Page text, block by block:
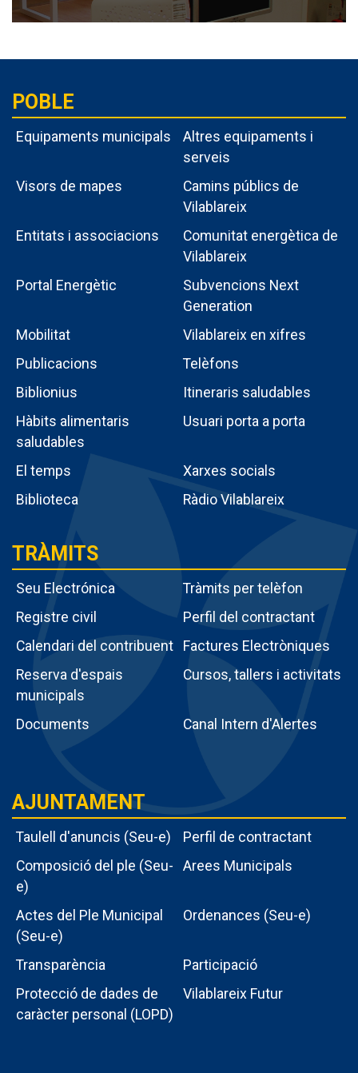
Menú
intern
poble
POBLE
Equipaments municipals
Altres equipaments i
serveis
Visors de mapes
Camins públics de
Vilablareix
Entitats i associacions
Comunitat energètica de
Vilablareix
Portal Energètic
Subvencions Next
Generation
Mobilitat
Vilablareix en xifres
Publicacions
Telèfons
Biblionius
Itineraris saludables
Hàbits alimentaris
saludables
Usuari porta a porta
El temps
Xarxes socials
Biblioteca
Ràdio Vilablareix
Menú
intern
tràmits
TRÀMITS
Seu Electrónica
Tràmits per telèfon
Registre civil
Perfil del contractant
Calendari del contribuent
Factures Electròniques
Reserva d'espais
municipals
Cursos, tallers i activitats
Documents Canal Intern d'Alertes
Menu
intern
ajuntament
AJUNTAMENT
Taulell d'anuncis (Seu-e)
Perfil de contractant
Composició del ple (Seu-
e)
Arees Municipals
Actes del Ple Municipal
(Seu-e)
Ordenances (Seu-e)
Transparència
Participació
Protecció de dades de
caràcter personal (LOPD)
Vilablareix Futur